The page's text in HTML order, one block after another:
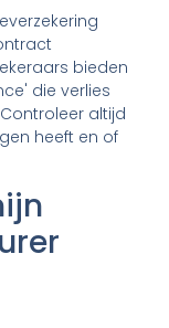
bieden
die verlies
altijd
heeft en of